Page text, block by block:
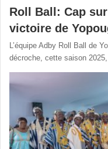
Roll Ball: Cap
victoire de
L’équipe Adby Roll Ball de
décroche, cette saison